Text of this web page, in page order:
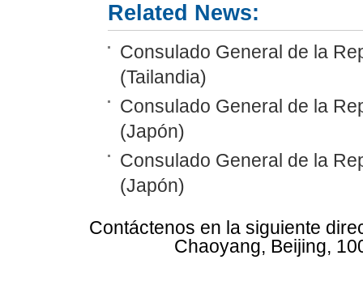
Related News:
Consulado General de la
(Tailandia)
Consulado General de la
(Japón)
Consulado General de la
(Japón)
Contáctenos en la siguiente
Chaoyang, Beijing,